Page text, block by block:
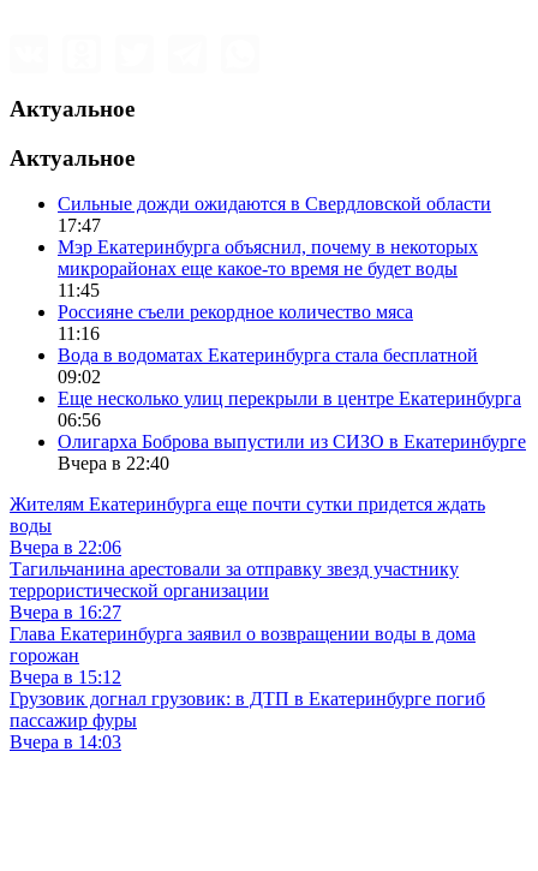
Актуальное
Актуальное
Сильные дожди ожидаются в Свердловской области
17:47
Мэр Екатеринбурга объяснил, почему в некоторых
микрорайонах еще какое-то время не будет воды
11:45
Россияне съели рекордное количество мяса
11:16
Вода в водоматах Екатеринбурга стала бесплатной
09:02
Еще несколько улиц перекрыли в центре Екатеринбурга
06:56
Олигарха Боброва выпустили из СИЗО в Екатеринбурге
Вчера в 22:40
Жителям Екатеринбурга еще почти сутки придется ждать
воды
Вчера в 22:06
Тагильчанина арестовали за отправку звезд участнику
террористической организации
Вчера в 16:27
Глава Екатеринбурга заявил о возвращении воды в дома
горожан
Вчера в 15:12
Грузовик догнал грузовик: в ДТП в Екатеринбурге погиб
пассажир фуры
Вчера в 14:03